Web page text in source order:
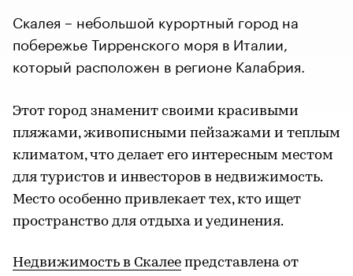
Скалея – небольшой курортный город на
побережье Тирренского моря в Италии,
который расположен в регионе Калабрия.
Этот город знаменит своими красивыми
пляжами, живописными пейзажами и теплым
климатом, что делает его интересным местом
для туристов и инвесторов в недвижимость.
Место особенно привлекает тех, кто ищет
пространство для отдыха и уединения.
Недвижимость в Скалее представлена от